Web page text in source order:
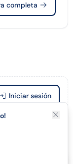
completa
Iniciar sesión